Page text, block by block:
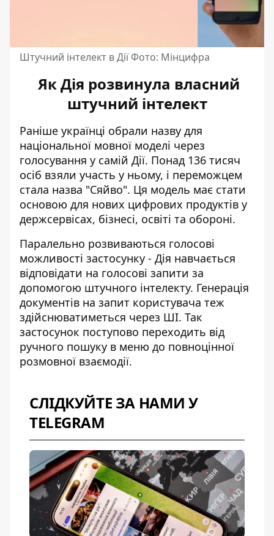
Штучний інтелект в Дії Фото: Мінцифра
Як Дія розвинула власний
штучний інтелект
Раніше українці обрали назву для
національної мовної моделі через
голосування у самій Дії. Понад 136 тисяч
осіб взяли участь у ньому, і переможцем
стала назва "Сяйво". Ця модель має стати
основою для нових цифрових продуктів у
держсервісах, бізнесі, освіті та обороні.
Паралельно розвиваються голосові
можливості застосунку - Дія навчається
відповідати на голосові запити за
допомогою штучного інтелекту. Генерація
документів на запит користувача теж
здійснюватиметься через ШІ. Так
застосунок поступово переходить від
ручного пошуку в меню до повноцінної
розмовної взаємодії.
СЛІДКУЙТЕ ЗА НАМИ У
TELEGRAM